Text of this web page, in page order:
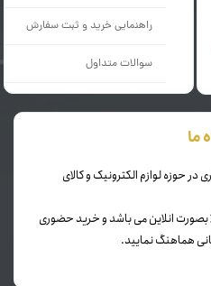
ما
کاری در حوزه لوازم الکترونیک و کالای
- فروشگاه کاملا بصورت انلاین می باشد و خرید حضوری
هماهنگ نمایید.
راهنمایی خرید و ثبت سفارش
سوالات متداول